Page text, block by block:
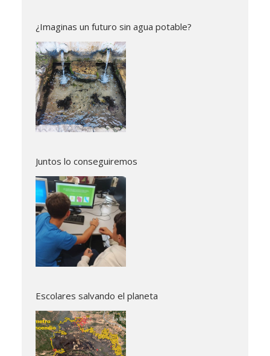
¿Imaginas un futuro sin agua potable?
Juntos lo conseguiremos
Escolares salvando el planeta